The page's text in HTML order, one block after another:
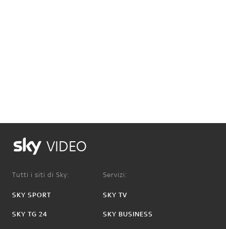
VIDEO
Tutti i siti di Sky:
SKY SPORT
SKY TG 24
Servizi:
SKY TV
SKY BUSINESS